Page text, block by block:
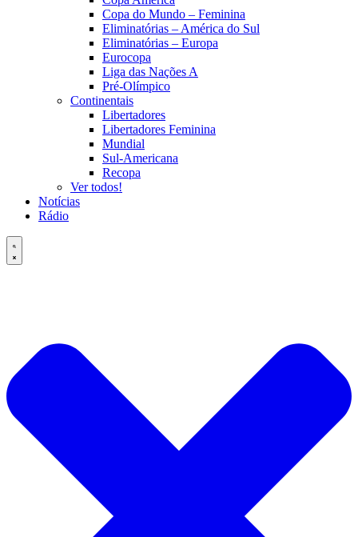
Copa do Mundo – Feminina
Eliminatórias – América do Sul
Eliminatórias – Europa
Eurocopa
Liga das Nações A
Pré-Olímpico
Continentais
Libertadores
Libertadores Feminina
Mundial
Sul-Americana
Recopa
Ver todos!
Notícias
Rádio